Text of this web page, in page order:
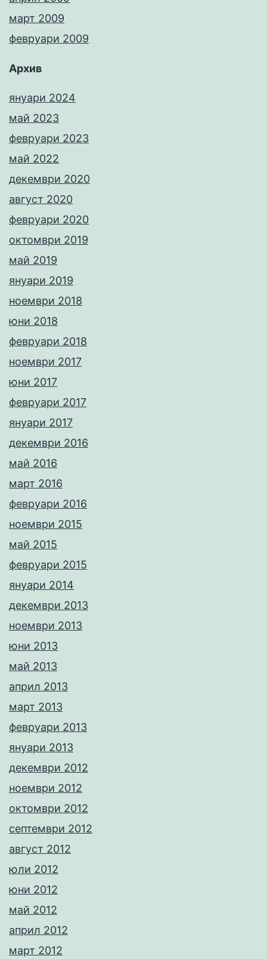
март 2009
февруари 2009
Архив
януари 2024
май 2023
февруари 2023
май 2022
декември 2020
август 2020
февруари 2020
октомври 2019
май 2019
януари 2019
ноември 2018
юни 2018
февруари 2018
ноември 2017
юни 2017
февруари 2017
януари 2017
декември 2016
май 2016
март 2016
февруари 2016
ноември 2015
май 2015
февруари 2015
януари 2014
декември 2013
ноември 2013
юни 2013
май 2013
април 2013
март 2013
февруари 2013
януари 2013
декември 2012
ноември 2012
октомври 2012
септември 2012
август 2012
юли 2012
юни 2012
май 2012
април 2012
март 2012